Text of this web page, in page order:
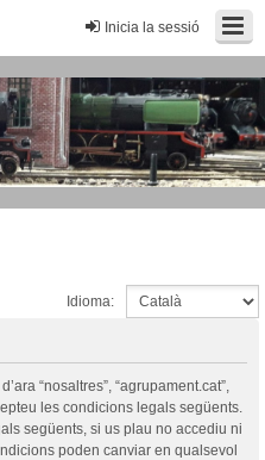
Inicia la sessió
Idioma:
“nosaltres”, “agrupament.cat”,
les condicions legals següents.
següents, si us plau no accediu ni
poden canviar en qualsevol